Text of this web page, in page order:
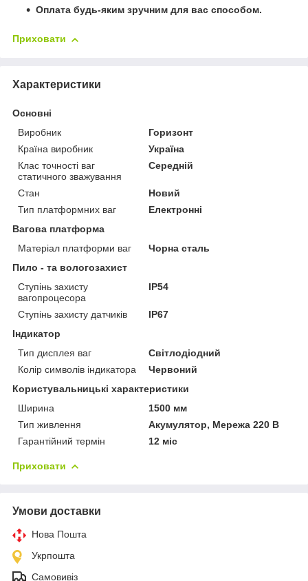
Оплата будь-яким зручним для вас способом.
Приховати
Характеристики
Основні
Виробник
Горизонт
Країна виробник
Україна
Клас точності ваг
статичного зважування
Середній
Стан
Новий
Тип платформних ваг
Електронні
Вагова платформа
Матеріал платформи ваг
Чорна сталь
Пило - та вологозахист
Ступінь захисту
вагопроцесора
IP54
Ступінь захисту датчиків
IP67
Індикатор
Тип дисплея ваг
Світлодіодний
Колір символів індикатора
Червоний
Користувальницькі характеристики
Ширина
1500 мм
Тип живлення
Акумулятор, Мережа 220 В
Гарантійний термін
12 міс
Приховати
Умови доставки
Нова Пошта
Укрпошта
Самовивіз